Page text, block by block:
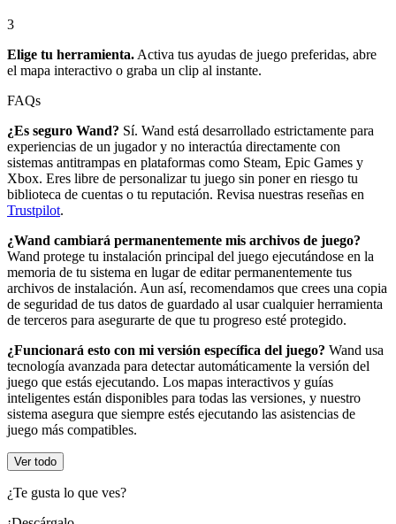
3
Elige tu herramienta. Activa tus ayudas de juego preferidas, abre
el mapa interactivo o graba un clip al instante.
FAQs
¿Es seguro Wand? Sí. Wand está desarrollado estrictamente para
experiencias de un jugador y no interactúa directamente con
sistemas antitrampas en plataformas como Steam, Epic Games y
Xbox. Eres libre de personalizar tu juego sin poner en riesgo tu
biblioteca de cuentas o tu reputación. Revisa nuestras reseñas en
Trustpilot.
¿Wand cambiará permanentemente mis archivos de juego?
Wand protege tu instalación principal del juego ejecutándose en la
memoria de tu sistema en lugar de editar permanentemente tus
archivos de instalación. Aun así, recomendamos que crees una copia
de seguridad de tus datos de guardado al usar cualquier herramienta
de terceros para asegurarte de que tu progreso esté protegido.
¿Funcionará esto con mi versión específica del juego? Wand usa
tecnología avanzada para detectar automáticamente la versión del
juego que estás ejecutando. Los mapas interactivos y guías
inteligentes están disponibles para todas las versiones, y nuestro
sistema asegura que siempre estés ejecutando las asistencias de
juego más compatibles.
Ver todo
¿Te gusta lo que ves?